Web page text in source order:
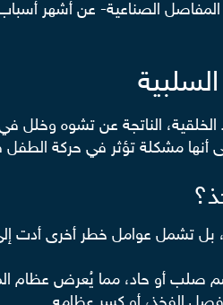
المفاصل الصناعية- عن أشهر
الخلقية، الناتجة عن تشوه
أنها مشكلة تؤثر في حركة
بل تشمل عوامل خطر أخرى أدت
صلب أو حاد، مما يُعرض عظام